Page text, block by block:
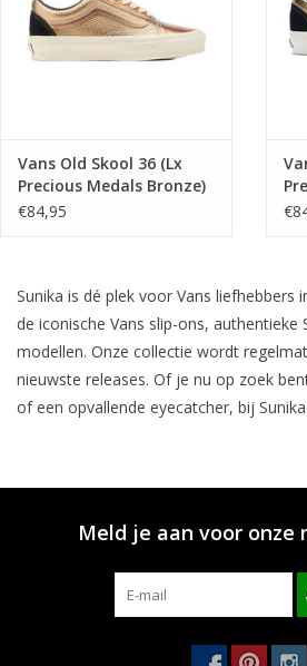
Vans Old Skool 36 (Lx
Precious Medals Bronze)
VN000CNGB0Z1
€84,95
Sunika is dé plek voor Vans liefhebbers
de iconische Vans slip-ons, authentieke
modellen. Onze collectie wordt
nieuwste releases. Of je nu op zoek
of een opvallende eyecatcher, bij
Meld je aan voor onze